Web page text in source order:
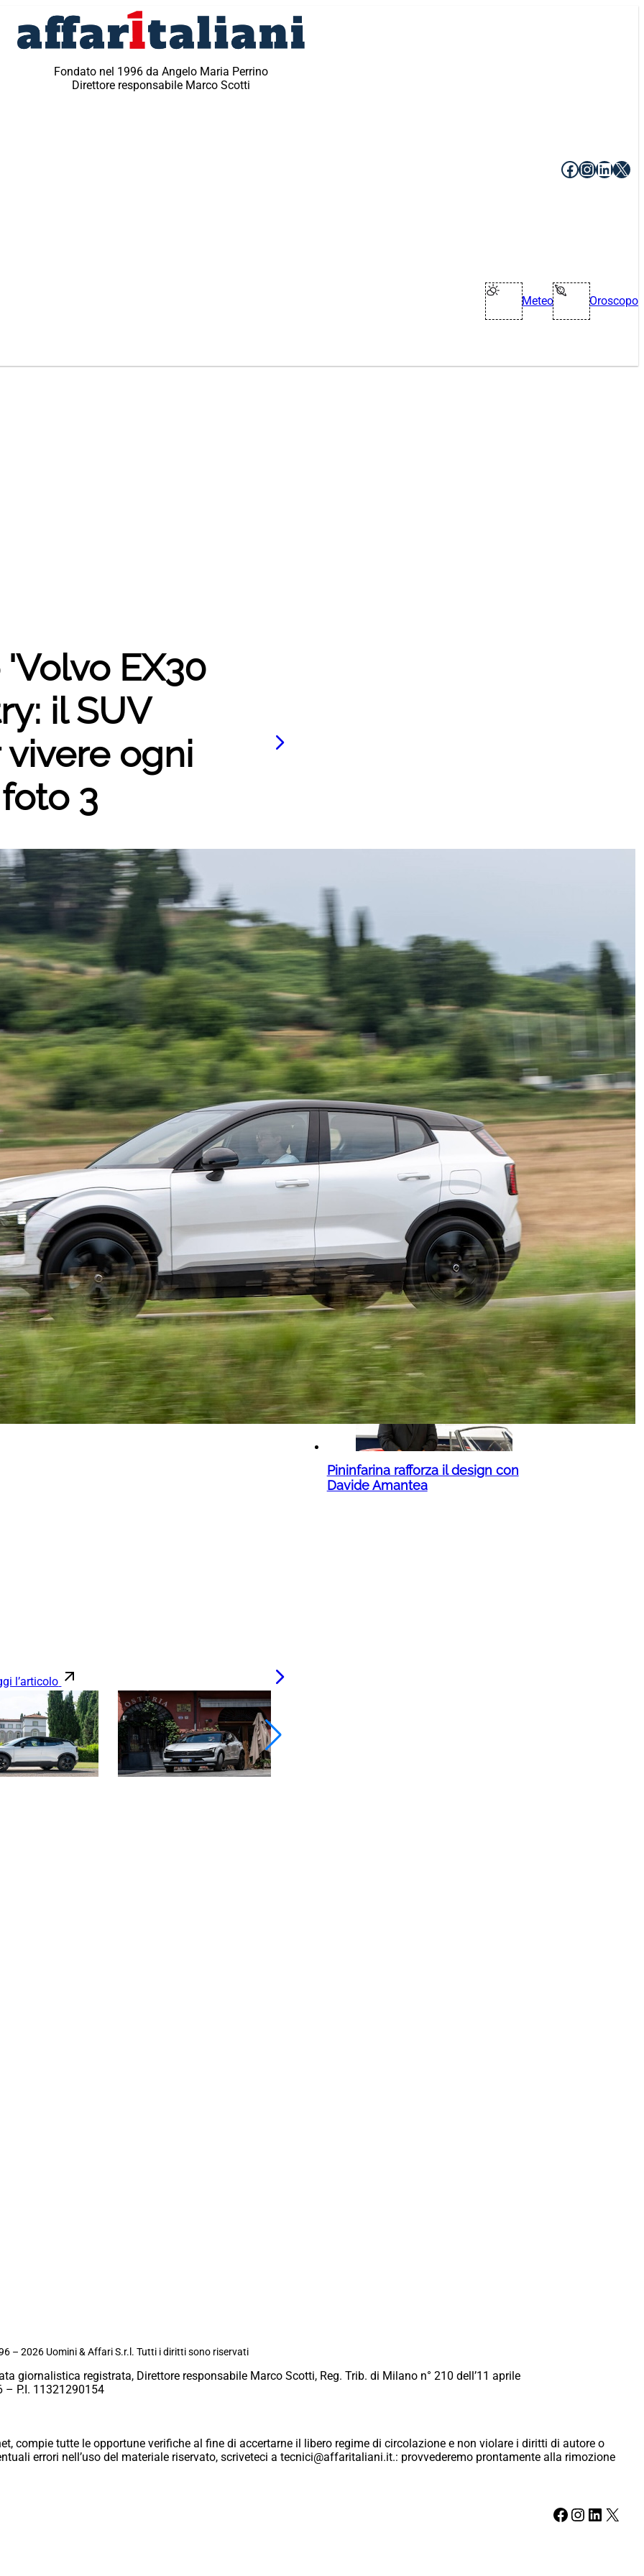
Fondato nel 1996 da Angelo Maria Perrino
Direttore responsabile Marco Scotti
Facebook
X
Meteo Oroscopo
EX30
il SUV
ogni
3
l’articolo
Leggi anche
Esodo estivo, per Anas nel
weekend oltre 25 mln di
spostamenti sospeso 83% dei
cantieri
Il sacro splendore delle creazioni
di Percossi Papi, dal laboratorio al
Pantheon ai set di Hollywood
Bonelli apre il “lido Po”: pianta
sdraio e ombrellone nel fiume in
secca per denunciare la crisi
climatica – VIDEO
Pininfarina rafforza il design con
Davide Amantea
– 2026 Uomini & Affari S.r.l. Tutti i diritti sono riservati
giornalistica registrata, Direttore responsabile Marco Scotti, Reg. Trib. di Milano n° 210 dell’11 aprile
– P.I. 11321290154
compie tutte le opportune verifiche al fine di accertarne il libero regime di circolazione e non violare i diritti di autore o
errori nell’uso del materiale riservato, scriveteci a tecnici@affaritaliani.it.: provvederemo prontamente alla rimozione
Facebook Instagram LinkedIn X